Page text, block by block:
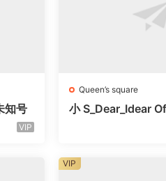
知号
VIP
Queen’s square
小 S_Dear_Idear
VIP